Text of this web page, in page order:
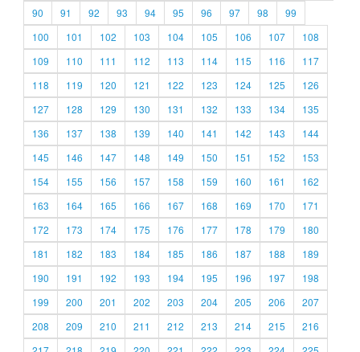
90
91 92 93 94 95 96 97 98
99
100
101 102 103 104 105 106 107
108
109
110 111 112 113 114 115 116
117
118
119 120 121 122 123 124 125
126
127
128 129 130 131 132 133 134
135
136
137 138 139 140 141 142 143
144
145
146 147 148 149 150 151 152
153
154
155 156 157 158 159 160 161
162
163
164 165 166 167 168 169 170
171
172
173 174 175 176 177 178 179
180
181
182 183 184 185 186 187 188
189
190
191 192 193 194 195 196 197
198
199
200 201 202 203 204 205 206
207
208
209 210 211 212 213 214 215
216